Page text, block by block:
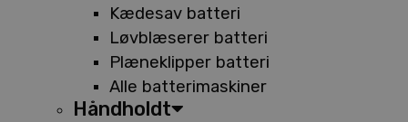
Kædesav batteri
Løvblæserer batteri
Plæneklipper batteri
Alle batterimaskiner
Håndholdt